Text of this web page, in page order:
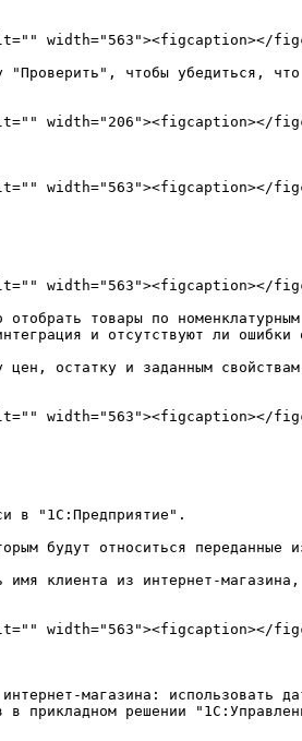
width="563"><figcaption></
чтобы убедиться,
width="206"><figcaption></
width="563"><figcaption></
width="563"><figcaption></
товары по
и отсутствуют ли ошибки
остатку и заданным
width="563"><figcaption></
в "1C:Предприятие".
будут относиться переданные
клиента из интернет-
width="563"><figcaption></
магазина: использовать
в прикладном решении